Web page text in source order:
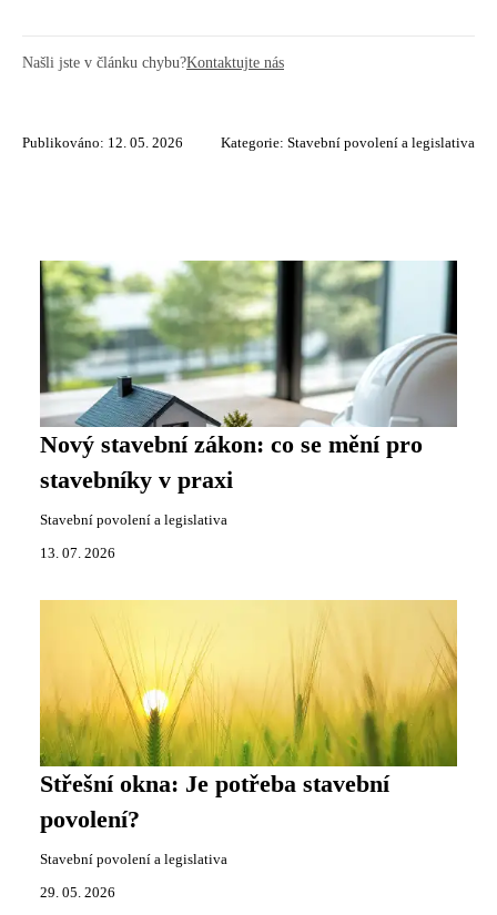
Našli jste v článku chybu?Kontaktujte nás
Publikováno: 12. 05. 2026 Kategorie: Stavební povolení a legislativa
Nový stavební zákon: co se mění pro
stavebníky v praxi
Stavební povolení a legislativa
13. 07. 2026
Střešní okna: Je potřeba stavební
povolení?
Stavební povolení a legislativa
29. 05. 2026